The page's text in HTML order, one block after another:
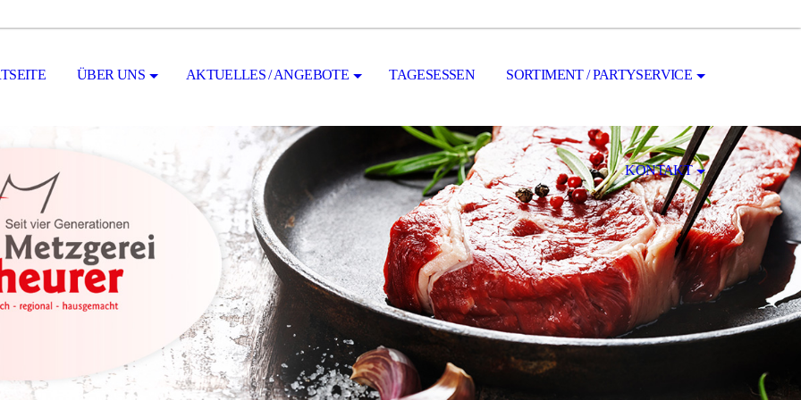
ÜBER UNS AKTUELLES / ANGEBOTE TAGESESSEN SORTIMENT / PARTYSERVICE
KONTAKT